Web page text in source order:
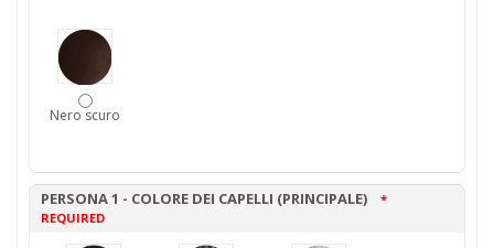
Nero scuro
PERSONA 1 - COLORE DEI CAPELLI (PRINCIPALE) *
REQUIRED